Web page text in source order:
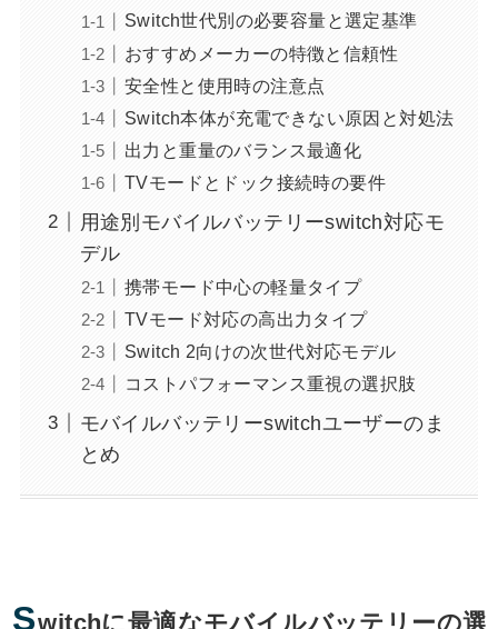
Switch世代別の必要容量と選定基準
おすすめメーカーの特徴と信頼性
安全性と使用時の注意点
Switch本体が充電できない原因と対処法
出力と重量のバランス最適化
TVモードとドック接続時の要件
用途別モバイルバッテリーswitch対応モ
デル
携帯モード中心の軽量タイプ
TVモード対応の高出力タイプ
Switch 2向けの次世代対応モデル
コストパフォーマンス重視の選択肢
モバイルバッテリーswitchユーザーのま
とめ
Switchに最適なモバイルバッテリーの選